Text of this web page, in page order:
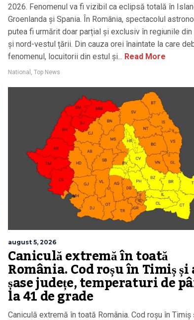
2026. Fenomenul va fi vizibil ca eclipsă totală în
Groenlanda și Spania. În România, spectacolul
putea fi urmărit doar parțial și exclusiv în regiunile
și nord-vestul țării. Din cauza orei înaintate la care
fenomenul, locuitorii din estul și... Read More
National Top News
august 5, 2026
Caniculă extremă în toată
România. Cod roșu în Timiș
șase județe, temperaturi de
la 41 de grade
Caniculă extremă în toată România. Cod roșu în Timiș